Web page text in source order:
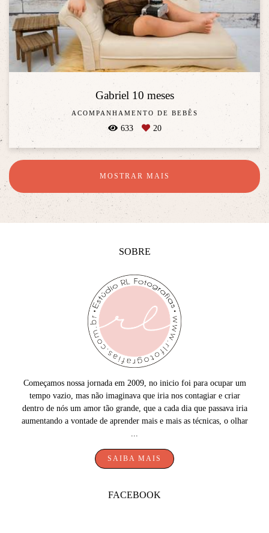
Gabriel 10 meses
ACOMPANHAMENTO DE BEBÊS
633 20
MOSTRAR MAIS
SOBRE
Começamos nossa jornada em 2009, no inicio foi para ocupar um
tempo vazio, mas não imaginava que iria nos contagiar e criar
dentro de nós um amor tão grande, que a cada dia que passava iria
aumentando a vontade de aprender mais e mais as técnicas, o olhar
...
SAIBA MAIS
FACEBOOK